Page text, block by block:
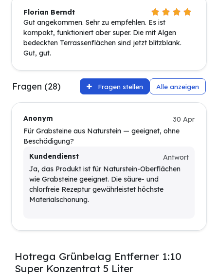
Florian Berndt
Gut angekommen. Sehr zu empfehlen. Es ist
kompakt, funktioniert aber super. Die mit Algen
bedeckten Terrassenflächen sind jetzt blitzblank.
Gut, gut.
Fragen (28) Fragen stellen Alle anzeigen
Anonym
30 Apr
Für Grabsteine aus Naturstein — geeignet, ohne
Beschädigung?
Kundendienst
Antwort
Ja, das Produkt ist für Naturstein-Oberflächen
wie Grabsteine geeignet. Die säure- und
chlorfreie Rezeptur gewährleistet höchste
Materialschonung.
Hotrega Grünbelag Entferner 1:10
Super Konzentrat 5 Liter